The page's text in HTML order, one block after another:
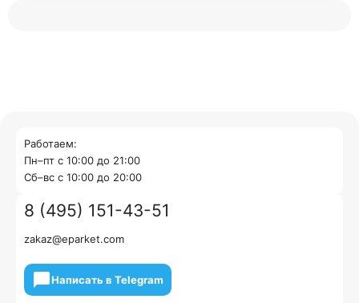
Работаем:
Пн–пт с 10:00 до 21:00
Cб–вс с 10:00 до 20:00
8 (495) 151-43-51
zakaz@eparket.com
Написать в Telegram